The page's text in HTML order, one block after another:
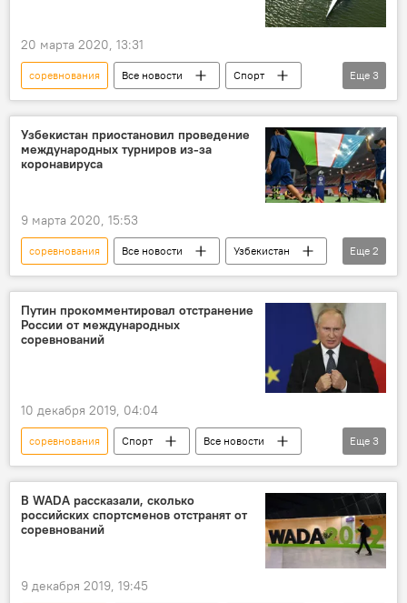
20 марта 2020, 13:31
соревнования Все новости
Спорт
коронавирус
Таджикистан: свежие новости спорта
Коронавирус: опасное заболевание в России и мире
Еще 3
Узбекистан приостановил проведение
международных турниров из-за
коронавируса
9 марта 2020, 15:53
соревнования Все новости
Узбекистан
коронавирус
Коронавирус: опасное заболевание в России и мире
Еще 2
Путин прокомментировал отстранение
России от международных
соревнований
10 декабря 2019, 04:04
соревнования Спорт
Все новости
Владимир Путин
Россия
отставки и назначения
Еще 3
В WADA рассказали, сколько
российских спортсменов отстранят от
соревнований
9 декабря 2019, 19:45